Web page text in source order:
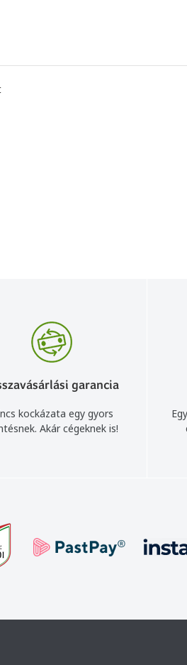
garancia
kockázata egy gyors
Akár cégeknek is!